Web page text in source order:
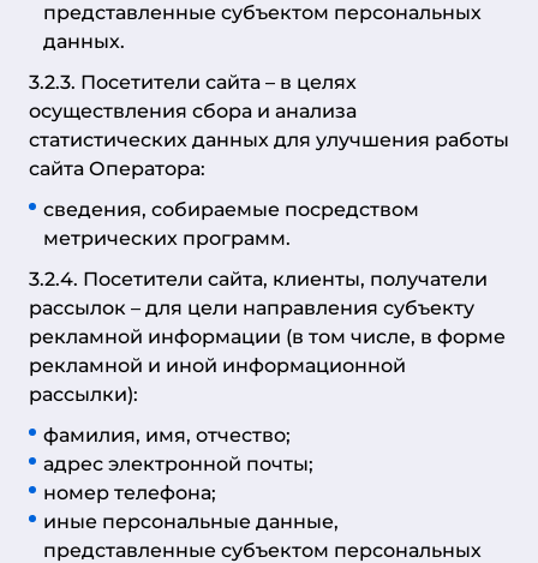
представленные субъектом персональных
данных.
3.2.3. Посетители сайта – в целях
осуществления сбора и анализа
статистических данных для улучшения работы
сайта Оператора:
сведения, собираемые посредством
метрических программ.
3.2.4. Посетители сайта, клиенты, получатели
рассылок – для цели направления субъекту
рекламной информации (в том числе, в форме
рекламной и иной информационной
рассылки):
фамилия, имя, отчество;
адрес электронной почты;
номер телефона;
иные персональные данные,
представленные субъектом персональных